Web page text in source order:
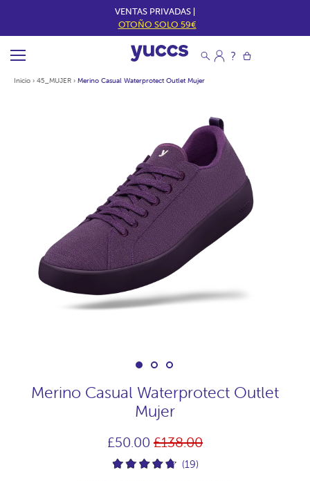
VENTAS PRIVADAS |
OTOÑO SOLO 59€
Inicio › 45_MUJER › Merino Casual Waterprotect Outlet Mujer
Merino Casual Waterprotect Outlet
Mujer
£50.00 Precio
habitual
£138.00
(19)